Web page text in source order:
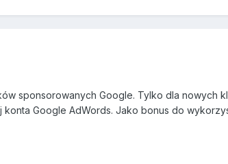
sponsorowanych Google. Tylko dla nowych
Google AdWords. Jako bonus do